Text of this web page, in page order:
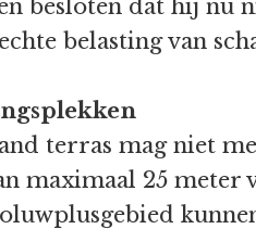
besloten dat hij nu
belasting van
terras mag niet
maximaal 25 meter